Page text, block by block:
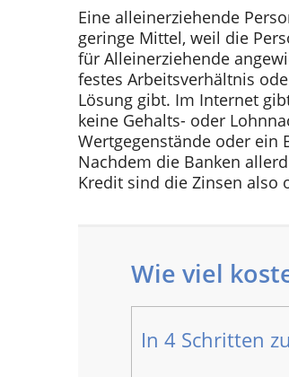
Eine alleinerziehende
geringe Mittel, weil die
für Alleinerziehende
festes Arbeitsverhältnis
Lösung gibt. Im Internet
keine Gehalts- oder
Wertgegenstände oder ein
Nachdem die Banken
Kredit sind die Zinsen
Wie viel
In 4 Schritten